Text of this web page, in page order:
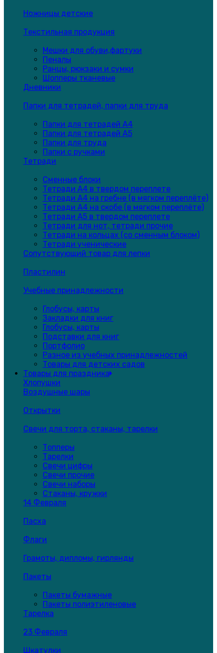
Ножницы детские
Текстильная продукция
Мешки для обуви,фартуки
Пеналы
Ранцы, рюкзаки и сумки
Шопперы тканевые
Дневники
Папки для тетрадей, папки для труда
Папки для тетрадей А4
Папки для тетрадей А5
Папки для труда
Папки с ручками
Тетради
Сменные блоки
Тетради А4 в твердом переплете
Тетради А4 на гребне (в мягком переплёте)
Тетради А4 на скобе (в мягком переплёте)
Тетради А5 в твердом переплете
Тетради для нот, тетради прочие
Тетради на кольцах (со сменным блоком)
Тетради ученические
Сопутствующий товар для лепки
Пластилин
Учебные принадлежности
Глобусы, карты
Закладки для книг
Глобусы, карты
Подставки для книг
Портфолио
Разное из учебных принадлежностей
Товары для детских садов
Товары для праздника
Хлопушки
Воздушные шары
Открытки
Свечи для торта, стаканы, тарелки
Топперы
Тарелки
Свечи цифры
Свечи прочие
Свечи наборы
Стаканы, кружки
14 Февраля
Пасха
Флаги
Грамоты, дипломы, гирлянды
Пакеты
Пакеты бумажные
Пакеты полиэтиленовые
Тарелка
23 Февраля
Шкатулки